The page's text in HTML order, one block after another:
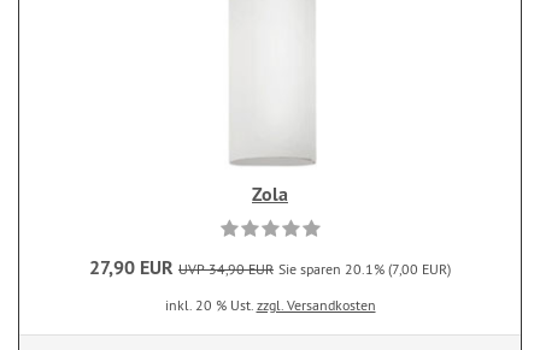
Zola
27,90 EUR UVP 34,90 EUR Sie sparen 20.1% (7,00 EUR)
inkl. 20 % Ust. zzgl. Versandkosten